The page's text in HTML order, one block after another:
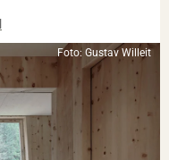
Foto: Gustav Willeit